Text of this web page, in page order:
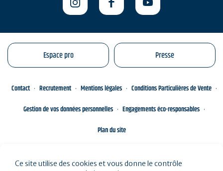
Espace pro Presse
Contact Recrutement Mentions légales
Conditions Particulières de Vente
Gestion de vos données personnelles
Engagements éco-responsables
Plan du site
Ce site utilise des cookies et vous donne le contrôle